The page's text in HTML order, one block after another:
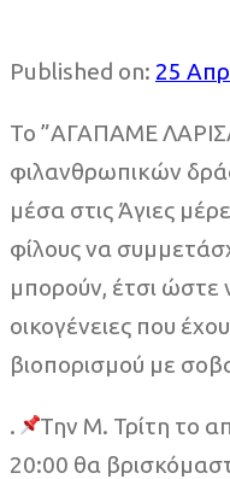
Published on: 25
Το ”ΑΓΑΠΑΜΕ
φιλανθρωπικών
μέσα στις Άγιες
φίλους να
μπορούν, έτσι ώστε
οικογένειες που
βιοπορισμού με
.
Την Μ. Τρίτη το
20:00 θα